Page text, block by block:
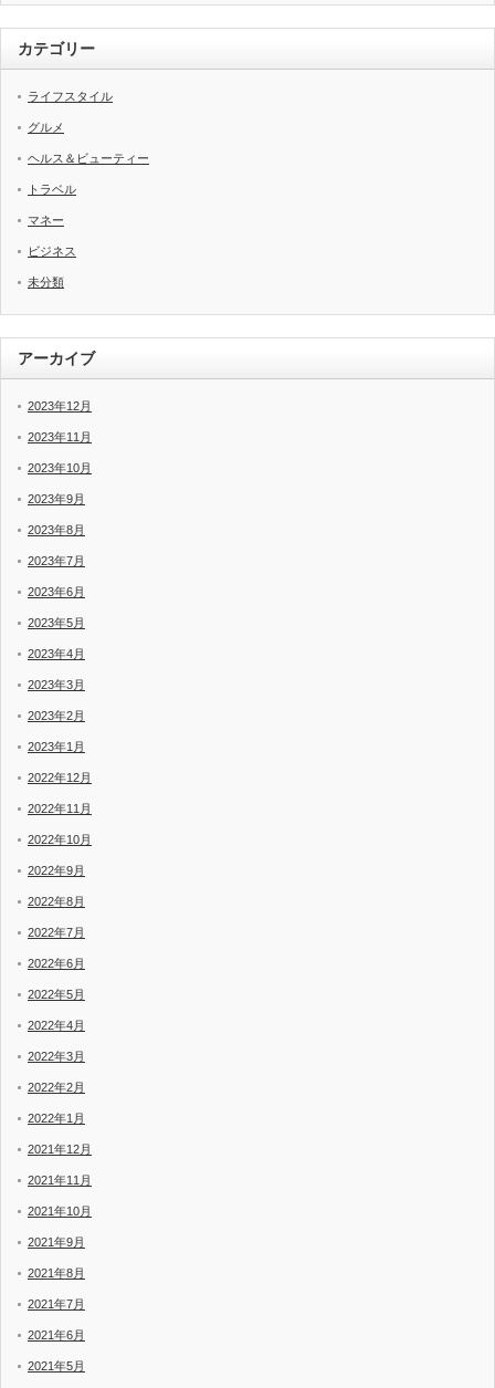
カテゴリー
ライフスタイル
グルメ
ヘルス＆ビューティー
トラベル
マネー
ビジネス
未分類
アーカイブ
2023年12月
2023年11月
2023年10月
2023年9月
2023年8月
2023年7月
2023年6月
2023年5月
2023年4月
2023年3月
2023年2月
2023年1月
2022年12月
2022年11月
2022年10月
2022年9月
2022年8月
2022年7月
2022年6月
2022年5月
2022年4月
2022年3月
2022年2月
2022年1月
2021年12月
2021年11月
2021年10月
2021年9月
2021年8月
2021年7月
2021年6月
2021年5月